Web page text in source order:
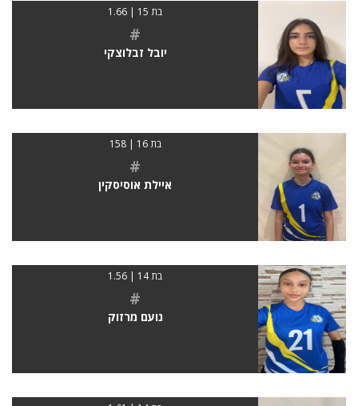
בת 15 | 1.66
#
יובל זבלוצקי
בת 16 | 158
#
איילת אוסיסקין
בת 14 | 1.56
#
נועם מרזוק